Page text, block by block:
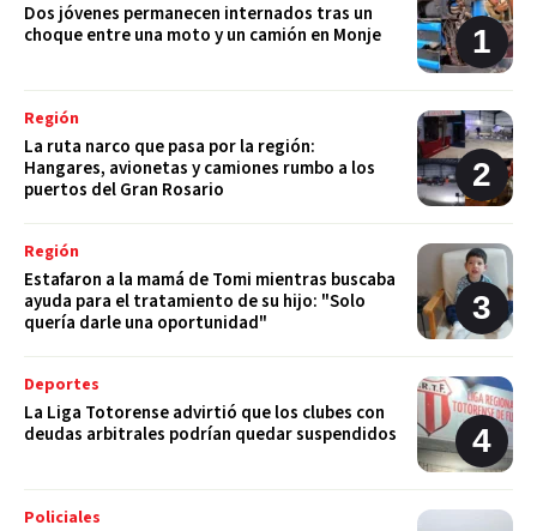
Dos jóvenes permanecen internados tras un
choque entre una moto y un camión en Monje
Región
La ruta narco que pasa por la región:
Hangares, avionetas y camiones rumbo a los
puertos del Gran Rosario
Región
Estafaron a la mamá de Tomi mientras buscaba
ayuda para el tratamiento de su hijo: "Solo
quería darle una oportunidad"
Deportes
La Liga Totorense advirtió que los clubes con
deudas arbitrales podrían quedar suspendidos
Policiales